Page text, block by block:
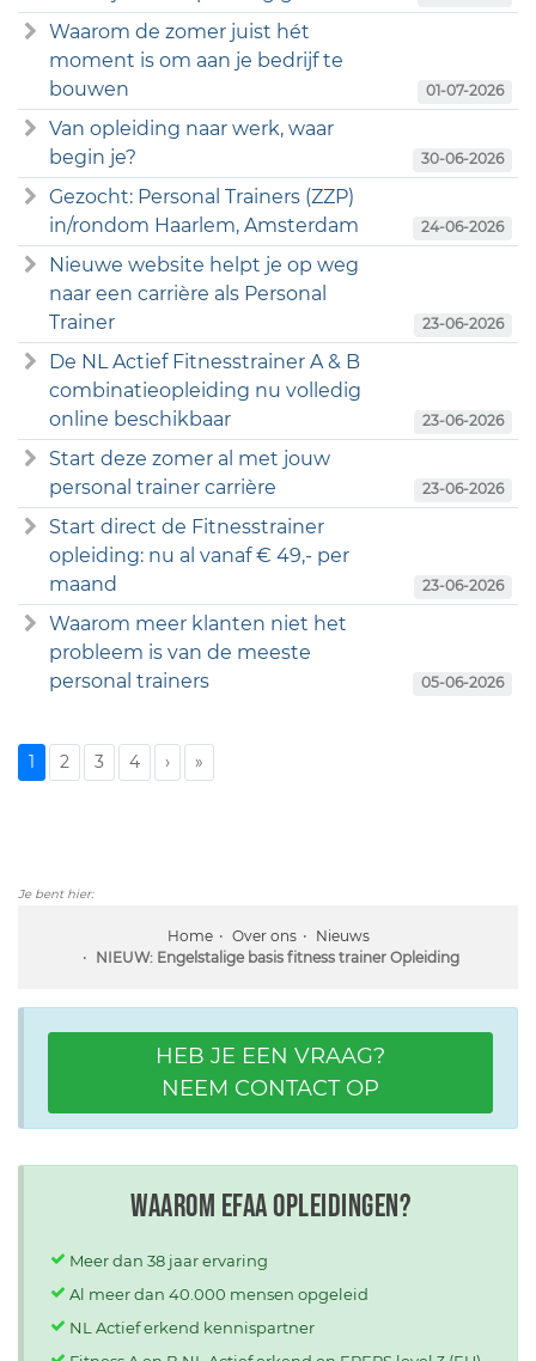
Waarom de zomer juist hét
moment is om aan je bedrijf te
bouwen
01-07-2026
Van opleiding naar werk, waar
begin je?
30-06-2026
Gezocht: Personal Trainers (ZZP)
in/rondom Haarlem, Amsterdam
24-06-2026
Nieuwe website helpt je op weg
naar een carrière als Personal
Trainer
23-06-2026
De NL Actief Fitnesstrainer A & B
combinatieopleiding nu volledig
online beschikbaar
23-06-2026
Start deze zomer al met jouw
personal trainer carrière
23-06-2026
Start direct de Fitnesstrainer
opleiding: nu al vanaf € 49,- per
maand
23-06-2026
Waarom meer klanten niet het
probleem is van de meeste
personal trainers
05-06-2026
1 2 3 4 › »
Je bent hier:
Home Over ons
Nieuws
NIEUW: Engelstalige basis fitness trainer Opleiding
HEB JE EEN VRAAG?
NEEM CONTACT OP
Waarom EFAA opleidingen?
Meer dan 38 jaar ervaring
Al meer dan 40.000 mensen opgeleid
NL Actief erkend kennispartner